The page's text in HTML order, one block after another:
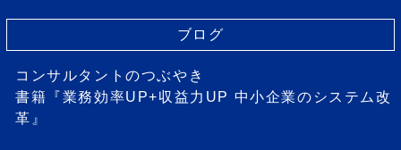
ブログ
コンサルタントのつぶやき
書籍『業務効率UP+収益力UP 中小企業のシステム改
革』